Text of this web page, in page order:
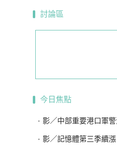
討論區
今日焦點
影／中部重要港口軍
影／記憶體第三季續漲？